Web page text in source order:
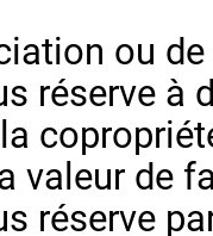
ou
réserve à
valeur de
réserve